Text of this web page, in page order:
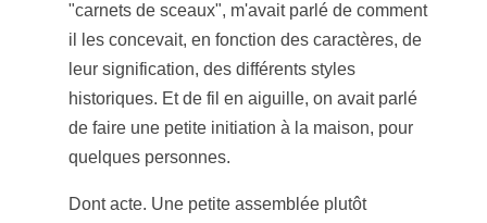
"carnets de sceaux", m'avait parlé de comment
il les concevait, en fonction des caractères, de
leur signification, des différents styles
historiques. Et de fil en aiguille, on avait parlé
de faire une petite initiation à la maison, pour
quelques personnes.
Dont acte. Une petite assemblée plutôt